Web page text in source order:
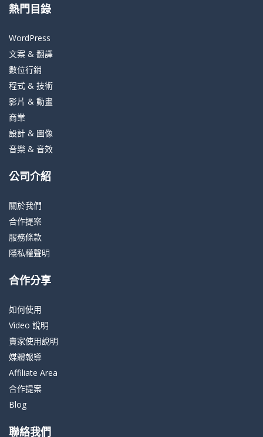
熱門目錄
WordPress
文案 & 翻譯
數位行銷
程式 & 技術
影片 & 動畫
商業
設計 & 圖像
音樂 & 音效
公司介紹
關於我們
合作提案
服務條款
隱私權聲明
合作分享
如何使用
Video 說明
賣家使用說明
媒體報導
Affiliate Area
合作提案
Blog
聯絡我們